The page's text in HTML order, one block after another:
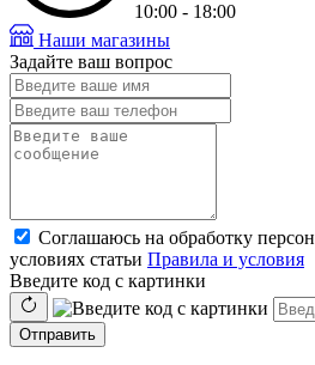
10:00 - 18:00
Наши магазины
Задайте ваш вопрос
Соглашаюсь на обработку
условиях статьи Правила и условия
Введите код с картинки
Отправить